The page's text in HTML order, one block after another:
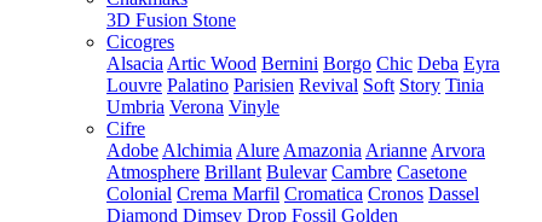
3D Fusion Stone
Cicogres
Alsacia Artic Wood Bernini Borgo Chic Deba Eyra
Louvre Palatino Parisien Revival Soft Story Tinia
Umbria Verona Vinyle
Cifre
Adobe Alchimia Alure Amazonia Arianne Arvora
Atmosphere Brillant Bulevar Cambre Casetone
Colonial Crema Marfil Cromatica Cronos Dassel
Diamond Dimsey Drop Fossil Golden